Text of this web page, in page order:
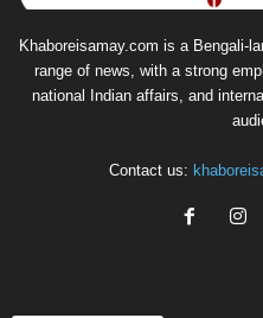
Khaboreisamay.com is a Bengali-
range of news, with a strong
national Indian affairs, and
Contact us: